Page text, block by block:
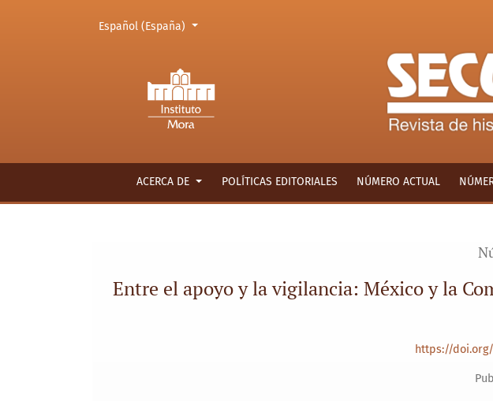
Entre el apoyo y la vigilancia: México y la Comisión Político-
Cambiar el idioma. El actual es:
Español (España)
ACERCA DE POLÍTICAS EDITORIALES NÚMERO ACTUAL
Entre el apoyo y la vigilancia: México y la
https://doi.org/